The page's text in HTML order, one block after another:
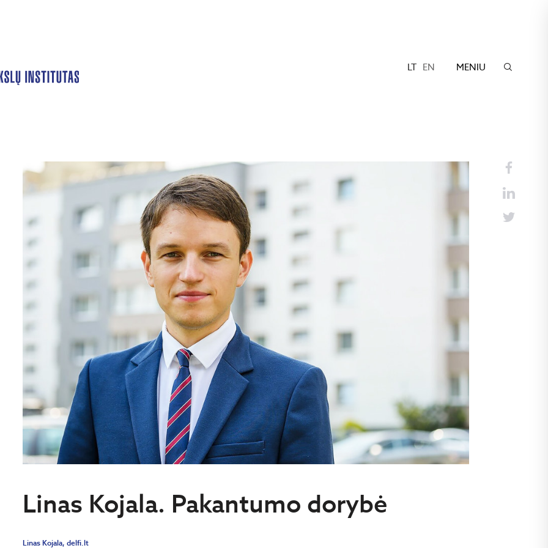
LT EN MENIU
Linas Kojala. Pakantumo dorybė
Linas Kojala, delfi.lt